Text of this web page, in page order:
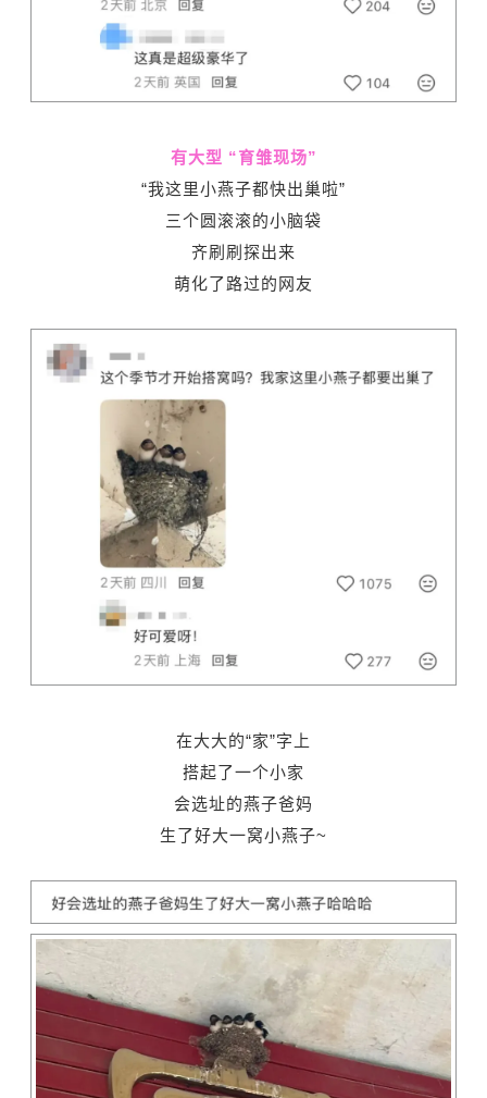
有大型 “育雏现场”
“我这里小燕子都快出巢啦”
三个圆滚滚的小脑袋
齐刷刷探出来
萌化了路过的网友
在大大的“家”字上
搭起了一个小家
会选址的燕子爸妈
生了好大一窝小燕子~